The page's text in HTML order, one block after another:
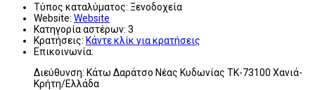
Τύπος καταλύματος: Ξενοδοχεία
Website: Website
Κατηγορία αστέρων: 3
Κρατήσεις: Κάντε κλίκ για κρατήσεις
Επικοινωνία:
Διεύθυνση: Κάτω Δαράτσο Νέας Κυδωνίας ΤΚ-73100 Χανιά-
Κρήτη/Ελλάδα